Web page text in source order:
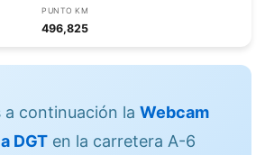
PUNTO KM
496,825
a continuación la Webcam
DGT en la carretera A-6